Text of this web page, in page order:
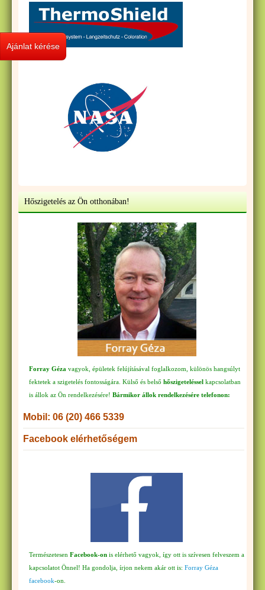
Ajánlat kérése
Hőszigetelés az Ön otthonában!
Forray Géza vagyok, épületek felújításával foglalkozom, különös hangsúlyt
fektetek a szigetelés fontosságára. Külső és belső hőszigeteléssel kapcsolatban
is állok az Ön rendelkezésére! Bármikor állok rendelkezésére telefonon:
Mobil: 06 (20) 466 5339
Facebook elérhetőségem
Természetesen Facebook-on is elérhető vagyok, így ott is szívesen felveszem a
kapcsolatot Önnel! Ha gondolja, írjon nekem akár ott is: Forray Géza
facebook-on.